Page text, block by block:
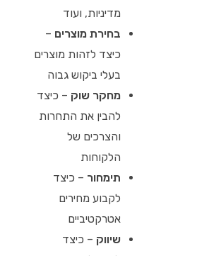
מדיניות, ועוד
בחירת מוצרים –
כיצד לזהות מוצרים
בעלי ביקוש גבוה
מחקר שוק – כיצד
להבין את התחרות
והצרכים של
הלקוחות
תימחור – כיצד
לקבוע מחירים
אטרקטיביים
שיווק – כיצד